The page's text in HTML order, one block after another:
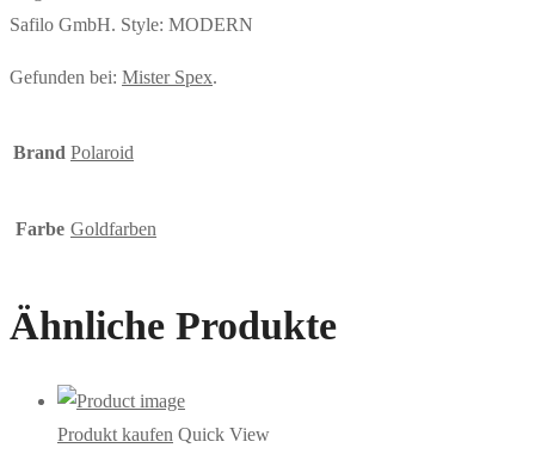
Safilo GmbH. Style: MODERN
Gefunden bei: Mister Spex.
Brand Polaroid
Farbe Goldfarben
Ähnliche Produkte
Produkt kaufen Quick View